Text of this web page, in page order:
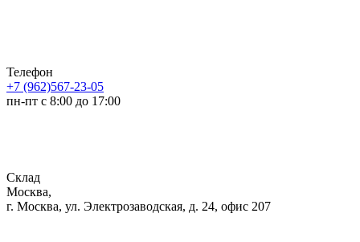
Телефон
+7 (962)567-23-05
пн-пт с 8:00 до 17:00
Склад
Москва,
г. Москва, ул. Электрозаводская, д. 24, офис 207